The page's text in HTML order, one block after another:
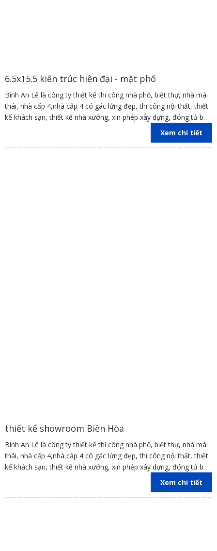
6.5x15.5 kiến trúc hiện đại - mặt phố
Bình An Lê là công ty thiết kế thi công nhà phố, biệt thự, nhà mái
thái, nhà cấp 4,nhà cấp 4 có gác lửng đẹp, thi công nội thất, thiết
kế khách sạn, thiết kế nhà xưởng, xin phép xây dựng, đóng tủ bếp
trên địa bàn các tỉnh Đồng Nai, Bình Dương, TP Hồ Chí Minh,
Xem chi tiết
thiết kế showroom Biên Hòa
Bình An Lê là công ty thiết kế thi công nhà phố, biệt thự, nhà mái
thái, nhà cấp 4,nhà cấp 4 có gác lửng đẹp, thi công nội thất, thiết
kế khách sạn, thiết kế nhà xưởng, xin phép xây dựng, đóng tủ bếp
trên địa bàn các tỉnh Đồng Nai, Bình Dương, TP Hồ Chí Minh,
Xem chi tiết